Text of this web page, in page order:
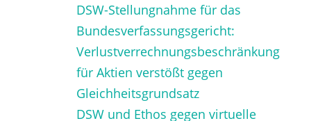
DSW-Stellungnahme für das
Bundesverfassungsgericht:
Verlustverrechnungsbeschränkung
für Aktien verstößt gegen
Gleichheitsgrundsatz
DSW und Ethos gegen virtuelle